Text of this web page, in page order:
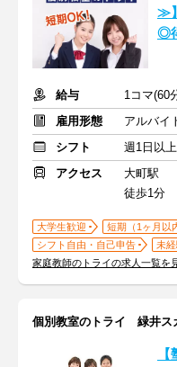
≫
◎
給与
1コマ(60
雇用形態
アルバイ
シフト
週1日以
アクセス
大町駅
徒歩1分
大学生歓迎 短期（1ヶ月以
シフト自由・自己申告
未
家庭教師のトライの求人一覧を
個別教室のトライ 緑井ス